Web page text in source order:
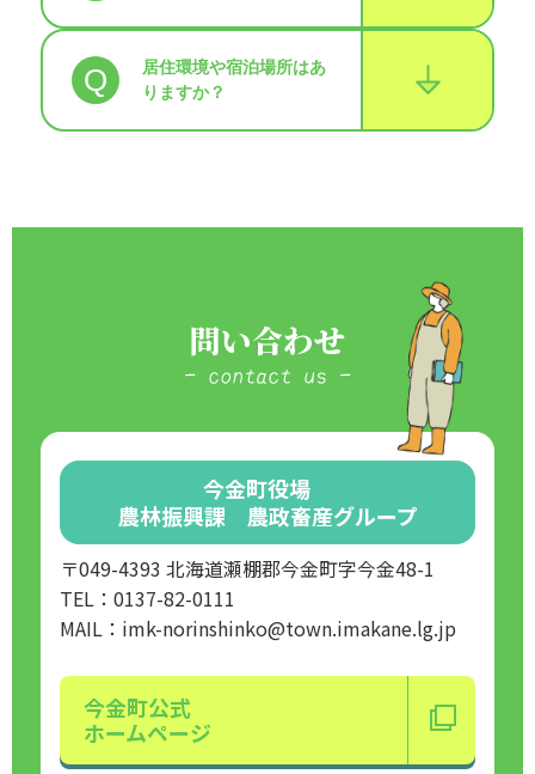
Q
居住環境や宿泊場所はあ
りますか？
問い合わせ
今金町役場
農林振興課 農政畜産グループ
〒049-4393 北海道瀬棚郡今金町字今金48-1
TEL：0137-82-0111
MAIL：imk-norinshinko@town.imakane.lg.jp
今金町公式
ホームページ